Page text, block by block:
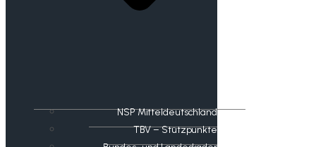
NSP Mitteldeutschland
TBV – Stützpunkte